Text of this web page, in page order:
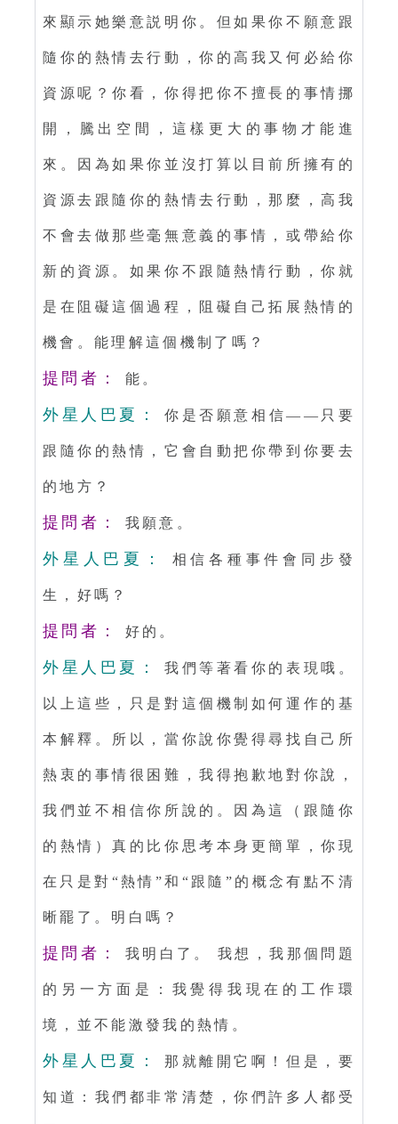
來顯示她樂意説明你。但如果你不願意跟
隨你的熱情去行動，你的高我又何必給你
資源呢？你看，你得把你不擅長的事情挪
開，騰出空間，這樣更大的事物才能進
來。因為如果你並沒打算以目前所擁有的
資源去跟隨你的熱情去行動，那麼，高我
不會去做那些毫無意義的事情，或帶給你
新的資源。如果你不跟隨熱情行動，你就
是在阻礙這個過程，阻礙自己拓展熱情的
機會。能理解這個機制了嗎？
提問者： 能。
外星人巴夏： 你是否願意相信——只要
跟隨你的熱情，它會自動把你帶到你要去
的地方？
提問者： 我願意。
外星人巴夏： 相信各種事件會同步發
生，好嗎？
提問者： 好的。
外星人巴夏： 我們等著看你的表現哦。
以上這些，只是對這個機制如何運作的基
本解釋。所以，當你說你覺得尋找自己所
熱衷的事情很困難，我得抱歉地對你說，
我們並不相信你所說的。因為這（跟隨你
的熱情）真的比你思考本身更簡單，你現
在只是對“熱情”和“跟隨”的概念有點不清
晰罷了。明白嗎？
提問者： 我明白了。 我想，我那個問題
的另一方面是：我覺得我現在的工作環
境，並不能激發我的熱情。
外星人巴夏： 那就離開它啊！但是，要
知道：我們都非常清楚，你們許多人都受